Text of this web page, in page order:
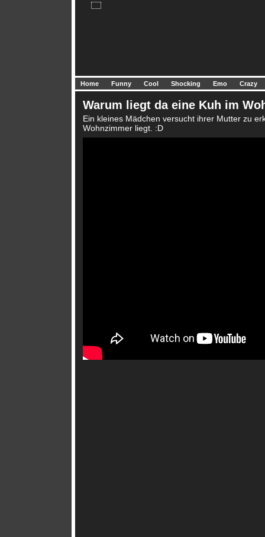
Home Funny Cool Shocking Emo Crazy
Warum liegt da eine Kuh im
Ein kleines Mädchen versucht ihrer Mutter zu
Wohnzimmer liegt. :D